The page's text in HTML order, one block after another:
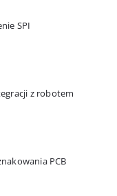
SPI
z robotem
PCB